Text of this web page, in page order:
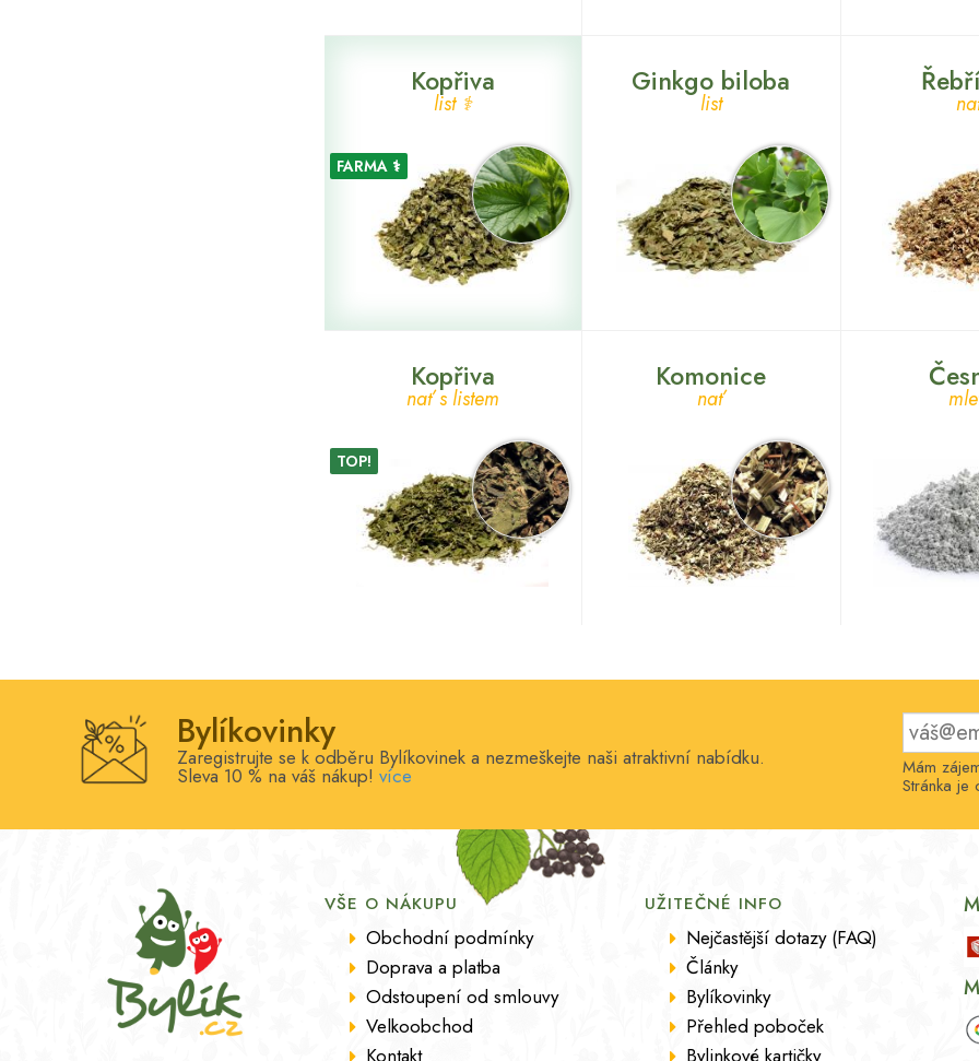
Kopřiva
list ⚕
FARMA ⚕
Ginkgo biloba
list
Kopřiva
nať s listem
TOP!
Komonice
nať
Bylíkovinky
Zaregistrujte se k odběru Bylíkovinek a nezmeškejte naši atraktivní nabídku.
Sleva 10 % na váš nákup! více Mám
Stránka
VŠE O NÁKUPU
Obchodní podmínky
Doprava a platba
Odstoupení od smlouvy
Velkoobchod
UŽITEČNÉ INFO
Nejčastější dotazy (FAQ)
Články
Bylíkovinky
Přehled poboček